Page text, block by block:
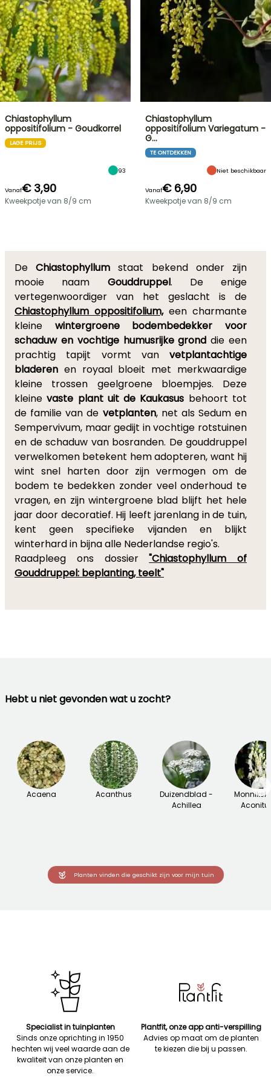
Chiastophyllum
oppositifolium - Goudkorrel
LAGE PRIJS
93
Vanaf€ 3,90
Kweekpotje van 8/9 cm
Chiastophyllum
oppositifolium Variegatum -
G…
TE ONTDEKKEN
Niet beschikbaar
Vanaf€ 6,90
Kweekpotje van 8/9 cm
DeChiastophyllum staat bekend onder zijn
mooie naam Gouddruppel. De enige
vertegenwoordiger van het geslacht is de
Chiastophyllum oppositifolium,een charmante
kleine wintergroene bodembedekker voor
schaduw en vochtige humusrijke grond die een
prachtig tapijt vormt van vetplantachtige
bladeren en royaal bloeit met merkwaardige
kleine trossen geelgroene bloempjes. Deze
kleinevaste plant uit de Kaukasus behoort tot
de familie van de vetplanten, net als Sedum en
Sempervivum, maar gedijt in vochtige rotstuinen
en de schaduw van bosranden. De gouddruppel
verwelkomen betekent hem adopteren, want hij
wint snel harten door zijn vermogen om de
bodem te bedekken zonder veel onderhoud te
vragen, en zijn wintergroene blad blijft het hele
jaar door decoratief. Hij leeft jarenlang in de tuin,
kent geen specifieke vijanden en blijkt
winterhard in bijna alle Nederlandse regio's.
Raadpleeg ons dossier"Chiastophyllum of
Gouddruppel: beplanting, teelt"
Hebt u niet gevonden wat u zocht?
Acaena Acanthus
Duizendblad -
Achillea
→
Planten vinden die geschikt zijn voor mijn tuin
Specialist in tuinplanten
Sinds onze oprichting in 1950
hechten wij veel waarde aan de
kwaliteit van onze planten en
onze service.
Plantfit, onze app anti-verspilling
Advies op maat om de planten
te kiezen die bij u passen.